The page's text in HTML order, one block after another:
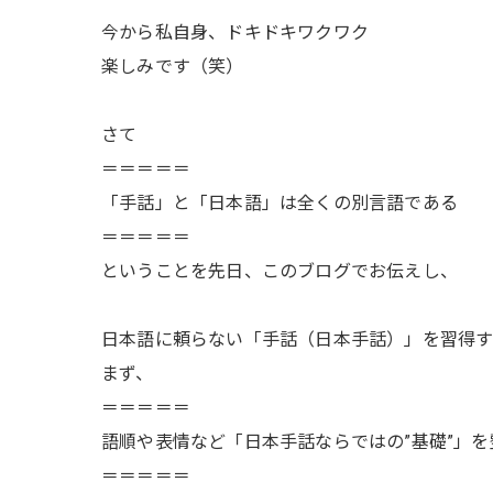
今から私自身、ドキドキワクワク
楽しみです（笑）
さて
＝＝＝＝＝
「手話」と「日本語」は全くの別言語である
＝＝＝＝＝
ということを先日、このブログでお伝えし、
日本語に頼らない「手話（日本手話）」を習得
まず、
＝＝＝＝＝
語順や表情など「日本手話ならではの”基礎”」を
＝＝＝＝＝